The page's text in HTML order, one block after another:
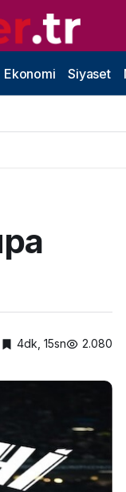
Ekonomi Siyaset
4dk, 15sn 2.080